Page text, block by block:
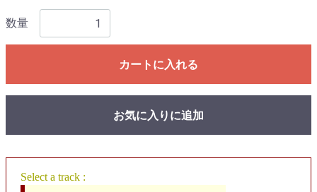
数量
カートに入れる
お気に入りに追加
Select a track :